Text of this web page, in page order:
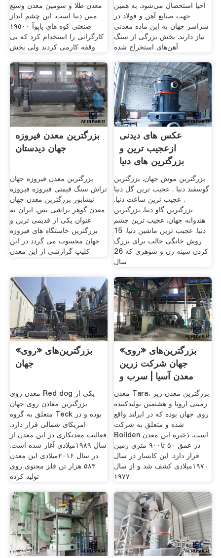
معدن طلا و سومین معدن وسیع
مس دنیا است. این چشم انداز
صنعتی کوه ھای پاپوآ ١٩٥٠٠
کارگرانی را استخدام کرد که بی
وقفه کارمی کردند ولی بخش
احیا استحصال می‌شود. به همین
جهت صنایع آهن و فولاد در
سراسر جهان به این ماده معدنی
نیاز دارند. بخش بزرگی از سنگ
آهن‌های استخراج شده
بزرگترین معدن فیروزه
جهان دیدستان
بزرگترین معدن فیروزه جهان
تراش سنگ قیمتی فیروزه فیروزه
نیشابور بزرگترین معدن جهان
معدن گوهر تراشی یس. ایران به
عنوان یکی از قدیمی ترین و
بزرگترین خاستگاه های فیروزه
جهان محسوب می گردد در این
کلیپ گزارشی از این معدن
عکس های دیدنی
ازعجیب ترین و
بزرگترین های دنیا
بزرگترین موش جهان. بزرگترین
گوسفند دنیا . عجیب ترین گل دنیا
. عجیب ترین ساعت دنیا.
بزرگترین گاو دنیا. بزرگترین
هندوانه جهان. عجیب ترین چشم
دنیا. عجیب ترین ماشین دنیا. 15
روش خانگی جالب برای بزرگ
کردن سینه زن و شوهری که 26
سال
بزرگترین‌های «روی»
جهان
معدن روی Red dog یکی از
بزرگترین معادن روی جهان
متعلق به گروه Teck بوده و در
امریکای شمالی قرار دارد.
فعالیت معدنکاری در این معدن از
سال ۱۹۸۹میلادی آغاز شده است.
در سال ۲۰۱۶میلادی این معدن
۵۸۳ هزار تن فلز محتوی روی
تولید کرده
بزرگترین‌های «روی»
جهان شرکت زرین
معدن آسیا | سرب و
رویمعدن Tara، بزرگترین معدن زیر
زمینی اروپا و هشتمین تولیدکننده
روی جهان بوده که در ایرلند واقع
شده و متعلق به شرکت
Boliden است. ذخیره این معدن
در عمق ۵۰ تا۹۰۰ متری زمین
قرار دارد. این کانسار در سال
۱۹۷۰میلادی کشف شد و از سال
۱۹۷۷